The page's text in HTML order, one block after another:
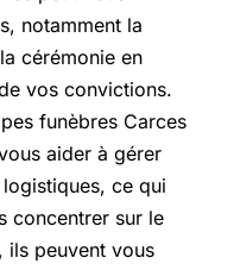
notamment la
cérémonie en
vos convictions.
funèbres Carces
aider à gérer
ce qui
concentrer sur le
ils peuvent vous